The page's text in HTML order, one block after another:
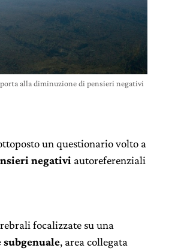
alla diminuzione di pensieri negativi
un questionario volto a
negativi autoreferenziali
focalizzate su una
, area collegata